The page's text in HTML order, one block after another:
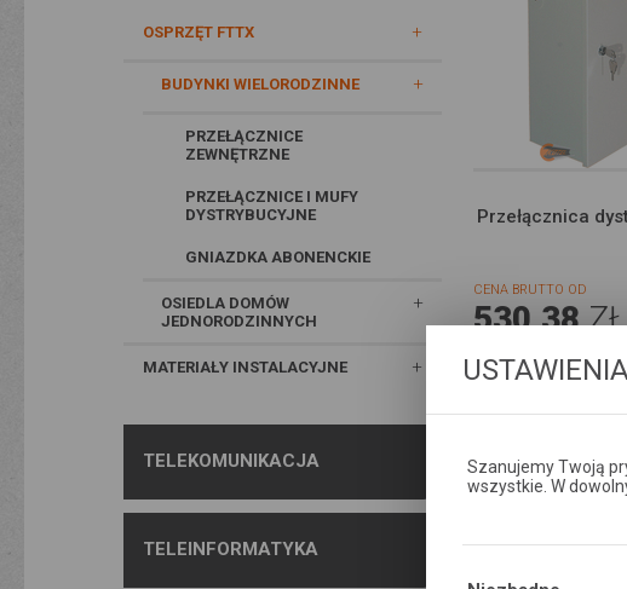
USTAWIENIA
Szanujemy Twoją
wszystkie. W
OSPRZĘT FTTX
BUDYNKI WIELORODZINNE
PRZEŁĄCZNICE
ZEWNĘTRZNE
PRZEŁĄCZNICE I MUFY
DYSTRYBUCYJNE
GNIAZDKA ABONENCKIE
OSIEDLA DOMÓW
JEDNORODZINNYCH
MATERIAŁY INSTALACYJNE
TELEKOMUNIKACJA
TELEINFORMATYKA
Przełącznica
CENA BRUTTO OD
530,38ZŁ